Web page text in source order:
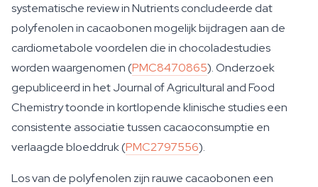
systematische review inNutrientsconcludeerde dat
polyfenolen in cacaobonen mogelijk bijdragen aan de
cardiometabole voordelen die in chocoladestudies
worden waargenomen (PMC8470865). Onderzoek
gepubliceerd in hetJournal of Agricultural and Food
Chemistrytoonde in kortlopende klinische studies een
consistente associatie tussen cacaoconsumptie en
verlaagde bloeddruk (PMC2797556).
Los van de polyfenolen zijn rauwe cacaobonen een